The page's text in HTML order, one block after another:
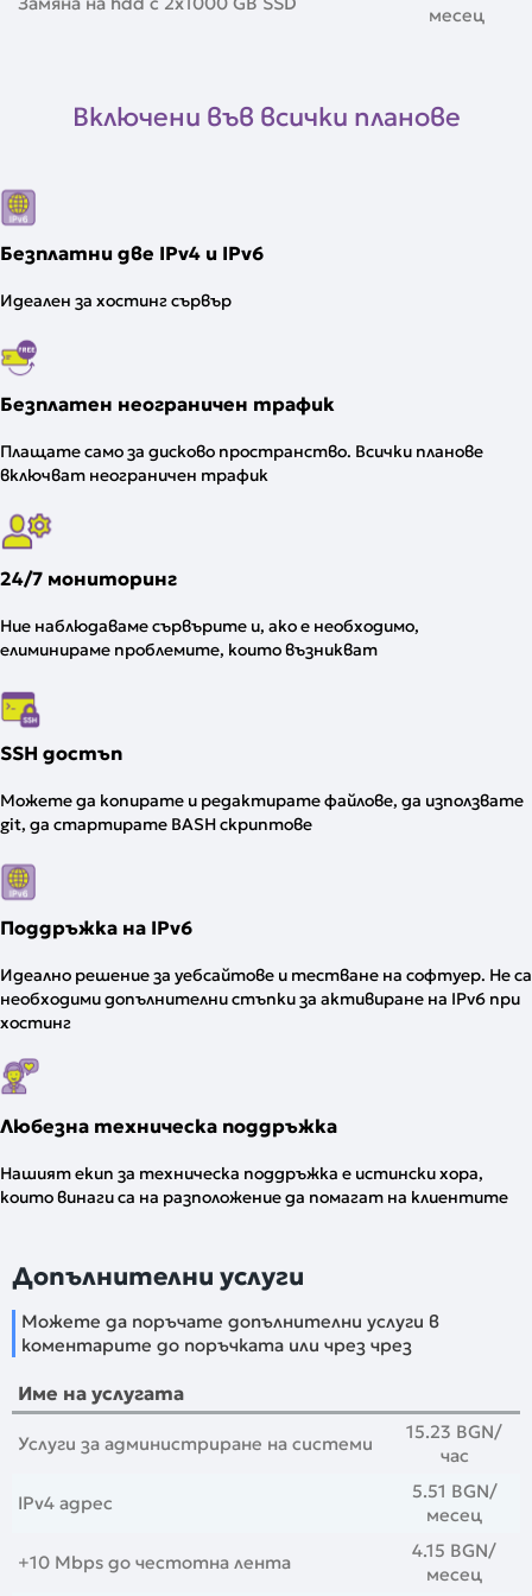
месец
Включени във всички планове
Безплатни две IPv4 и IPv6
Идеален за хостинг сървър
Безплатен неограничен трафик
Плащате само за дисково пространство. Всички планове
включват неограничен трафик
24/7 мониторинг
Ние наблюдаваме сървърите и, ако е необходимо,
елиминираме проблемите, които възникват
SSH достъп
Можете да копирате и редактирате файлове, да използвате
git, да стартирате BASH скриптове
Поддръжка на IPv6
Идеално решение за уебсайтове и тестване на софтуер. Не са
необходими допълнителни стъпки за активиране на IPv6 при
хостинг
Любезна техническа поддръжка
Нашият екип за техническа поддръжка е истински хора,
които винаги са на разположение да помагат на клиентите
Допълнителни услуги
Можете да поръчате допълнителни услуги в
коментарите до поръчката или чрез чрез
Име на услугата
Услуги за администриране на системи
15.23 BGN/
час
IPv4 адрес
5.51 BGN/
месец
+10 Mbps до честотна лента
4.15 BGN/
месец